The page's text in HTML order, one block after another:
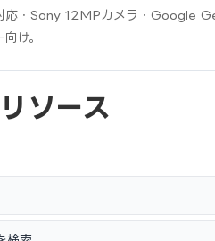
・Sony 12MPカメラ・Google
け。
ソース